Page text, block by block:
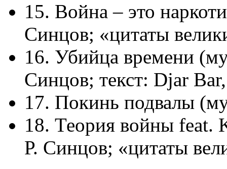
15. Война – это
Синцов; «цитаты
16. Убийца времени
Синцов; текст: Djar
17. Покинь подвалы
18. Теория войны feat.
Р. Синцов; «цитаты